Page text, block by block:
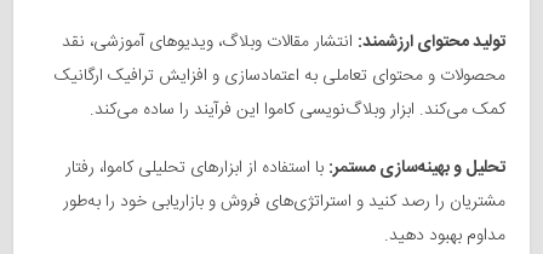
تولید محتوای ارزشمند: انتشار مقالات وبلاگ، ویدیوهای آموزشی، نقد
محصولات و محتوای تعاملی به اعتمادسازی و افزایش ترافیک ارگانیک
کمک می‌کند. ابزار وبلاگ‌نویسی کاموا این فرآیند را ساده می‌کند.
تحلیل و بهینه‌سازی مستمر: با استفاده از ابزارهای تحلیلی کاموا، رفتار
مشتریان را رصد کنید و استراتژی‌های فروش و بازاریابی خود را به‌طور
مداوم بهبود دهید.